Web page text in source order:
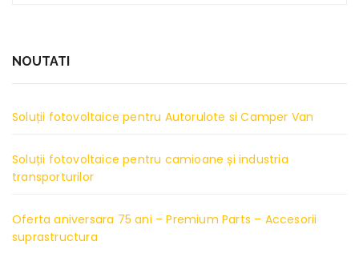
NOUTATI
Soluții fotovoltaice pentru Autorulote si Camper Van
Soluții fotovoltaice pentru camioane și industria
transporturilor
Oferta aniversara 75 ani – Premium Parts – Accesorii
suprastructura